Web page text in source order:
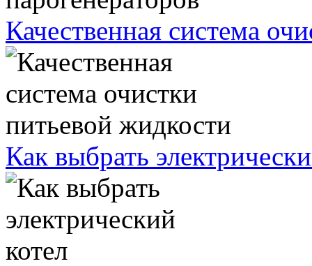
Качественная система
Как выбрать